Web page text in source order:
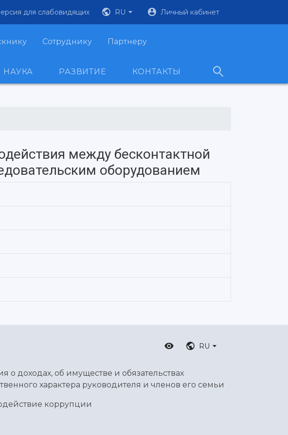
для слабовидящих RU Личный кабинет
Сотруднику Партнеру
НАУКА РАЗВИТИЕ КОНТАКТЫ
между бесконтактной
оборудованием
RU
о доходах, об имуществе и обязательствах
характера руководителя и членов его семьи
коррупции